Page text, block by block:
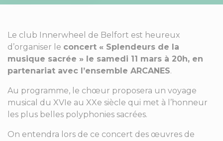
Le club Innerwheel de Belfort est heureux
d’organiser le concert « Splendeurs de la
musique sacrée » le samedi 11 mars à 20h, en
partenariat avec l’ensemble ARCANES.
Au programme, le chœur proposera un voyage
musical du XVIe au XXe siècle qui met à l’honneur
les plus belles polyphonies sacrées.
On entendra lors de ce concert des œuvres de